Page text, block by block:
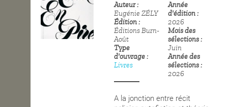
ENSEIGNEMENT
Auteur
Eugénie ZÉLY
Édition
Éditions Burn-
Août
Type
d'ouvrage
Livres
Année
d'édition
2026
Mois des
sélections
Juin
Année des
sélections
2026
A la jonction entre récit